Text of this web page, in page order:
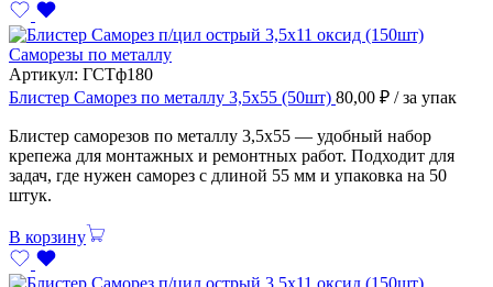
Саморезы по металлу
Артикул: ГСТф180
Блистер Саморез по металлу 3,5х55 (50шт) 80,00 ₽ / за упак
Блистер саморезов по металлу 3,5х55 — удобный набор
крепежа для монтажных и ремонтных работ. Подходит для
задач, где нужен саморез с длиной 55 мм и упаковка на 50
штук.
В корзину